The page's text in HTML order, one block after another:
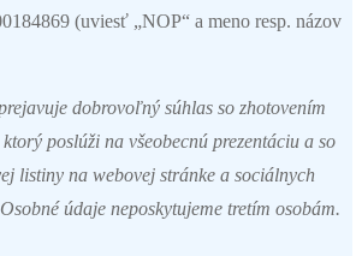
(uviesť „NOP“ a meno resp. názov
dobrovoľný súhlas so zhotovením
poslúži na všeobecnú prezentáciu a so
listiny na webovej stránke a sociálnych
údaje neposkytujeme tretím osobám.